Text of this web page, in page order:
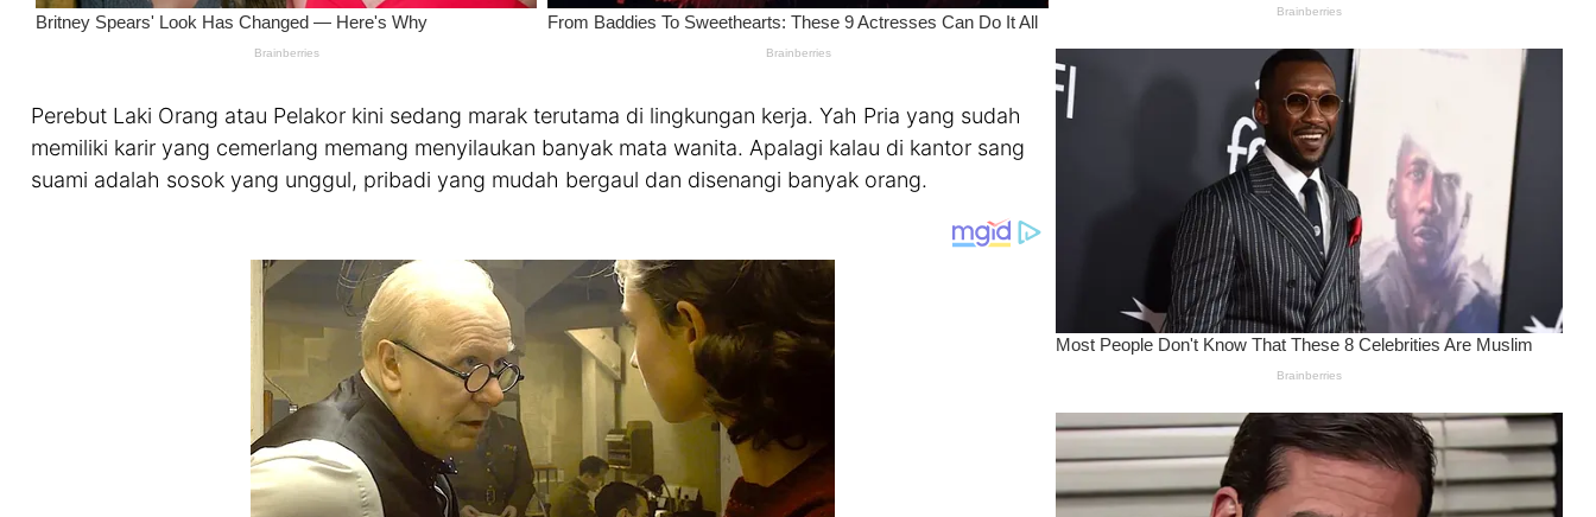
Perebut Laki Orang atau Pelakor kini sedang marak terutama di lingkungan kerja. Yah Pria yang sudah
memiliki karir yang cemerlang memang menyilaukan banyak mata wanita. Apalagi kalau di kantor sang
suami adalah sosok yang unggul, pribadi yang mudah bergaul dan disenangi banyak orang.